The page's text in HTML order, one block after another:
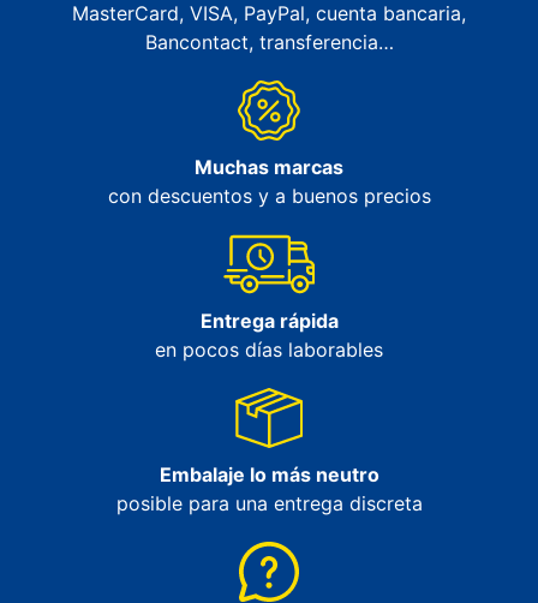
MasterCard, VISA, PayPal, cuenta bancaria,
Bancontact, transferencia…
Muchas marcas
con descuentos y a buenos precios
Entrega rápida
en pocos días laborables
Embalaje lo más neutro
posible para una entrega discreta